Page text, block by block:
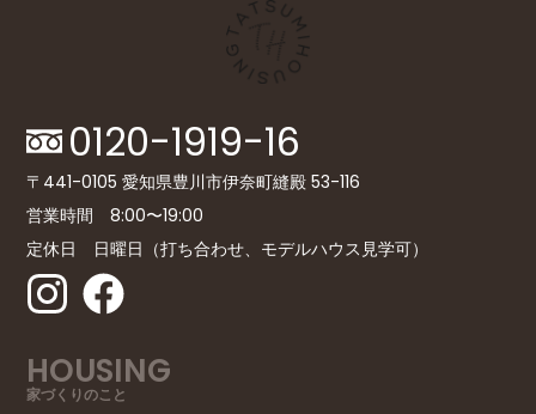
0120-1919-16
〒441-0105 愛知県豊川市伊奈町縫殿 53-116
営業時間 8:00〜19:00
定休日 日曜日（打ち合わせ、モデルハウス見学可）
HOUSING
家づくりのこと